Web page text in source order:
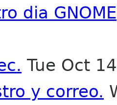
dia GNOME
Tue Oct
y correo.